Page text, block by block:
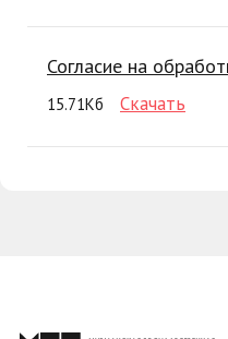
Согласие на
15.71Кб Скачать